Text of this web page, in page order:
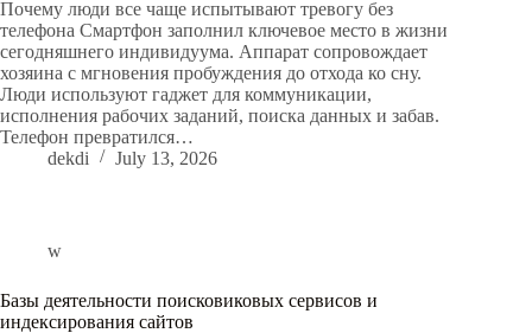
Почему люди все чаще испытывают тревогу без
телефона Смартфон заполнил ключевое место в жизни
сегодняшнего индивидуума. Аппарат сопровождает
хозяина с мгновения пробуждения до отхода ко сну.
Люди используют гаджет для коммуникации,
исполнения рабочих заданий, поиска данных и забав.
Телефон превратился…
dekdi
July 13, 2026
w
Базы деятельности поисковиковых сервисов и
индексирования сайтов